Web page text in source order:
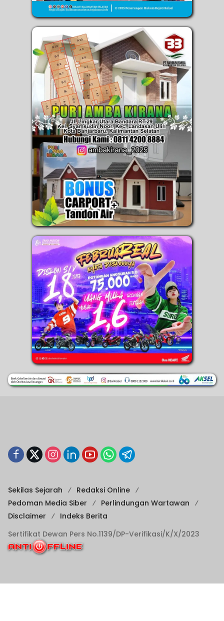
Sekilas Sejarah
Redaksi Online
Pedoman Media Siber
Perlindungan Wartawan
Disclaimer
Indeks Berita
Sertifikat Dewan Pers No.1139/DP-Verifikasi/K/X/2023